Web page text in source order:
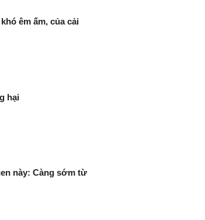
êm ấm, của cải
hại
này: Càng sớm từ